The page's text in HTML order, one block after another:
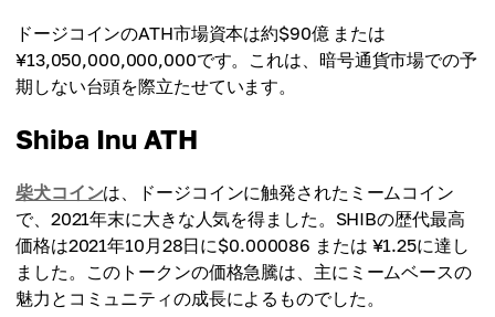
ドージコインのATH市場資本は約$90億 または
¥13,050,000,000,000です。これは、暗号通貨市場での予
期しない台頭を際立たせています。
Shiba Inu ATH
柴犬コインは、ドージコインに触発されたミームコイン
で、2021年末に大きな人気を得ました。SHIBの歴代最高
価格は2021年10月28日に$0.000086 または ¥1.25に達し
ました。このトークンの価格急騰は、主にミームベースの
魅力とコミュニティの成長によるものでした。